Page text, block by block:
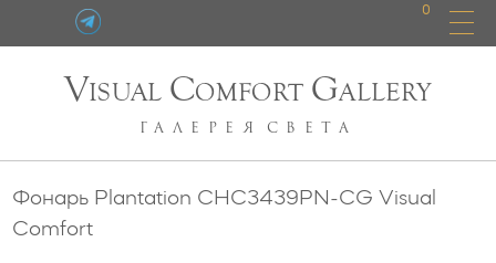
0
VISUAL COMFORT GALLERY
ГАЛЕРЕЯ СВЕТА
Фонарь Plantation CHC3439PN-CG Visual
Comfort